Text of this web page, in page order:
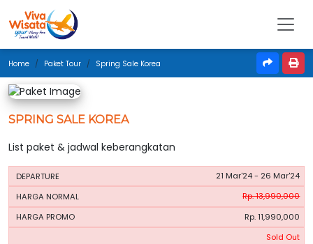
Home Paket Tour Spring Sale Korea
SPRING SALE KOREA
List paket & jadwal keberangkatan
PERIODE
HARGA
21 Mar'24 - 26 Mar'24
Rp. 13,990,000
Rp. 11,990,000
Sold Out